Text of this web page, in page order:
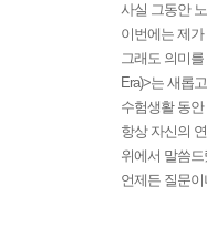
사실 그동안
이번에는 제
그래도 의미
Era)>는 새롭
수험생활 동
항상 자신의
위에서 말씀
언제든 질문